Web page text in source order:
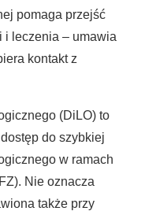
pomaga przejść
i leczenia – umawia
kontakt z
(DiLO) to
do szybkiej
w ramach
Nie oznacza
także przy